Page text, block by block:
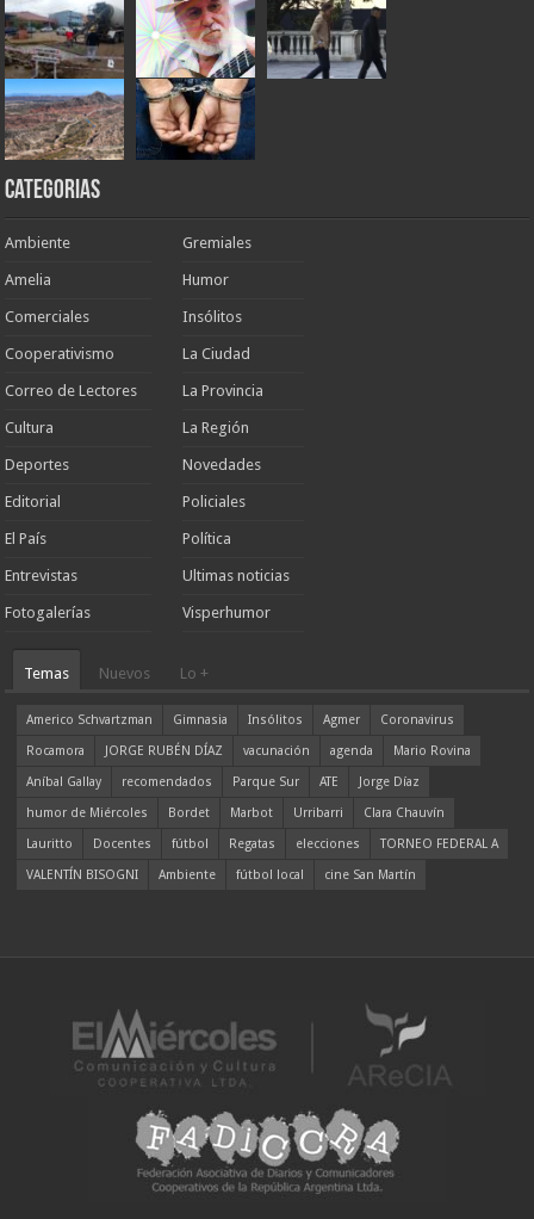
Categorias
Ambiente
Amelia
Comerciales
Cooperativismo
Correo de Lectores
Cultura
Deportes
Editorial
El País
Entrevistas
Fotogalerías
Gremiales
Humor
Insólitos
La Ciudad
La Provincia
La Región
Novedades
Policiales
Política
Ultimas noticias
Visperhumor
Temas Nuevos Lo +
Americo Schvartzman Gimnasia Insólitos Agmer
Coronavirus
Rocamora
JORGE RUBÉN DÍAZ vacunación agenda
Mario Rovina
Aníbal Gallay
recomendados Parque Sur ATE
Jorge Díaz
humor de Miércoles
Bordet Marbot Urribarri
Clara Chauvín
Lauritto
Docentes fútbol Regatas elecciones
TORNEO FEDERAL A
VALENTÍN BISOGNI
Ambiente fútbol local cine San Martín